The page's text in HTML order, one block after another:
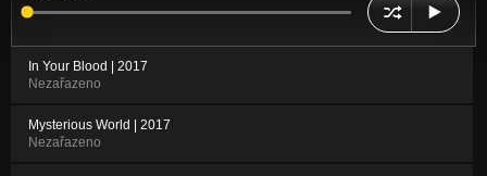
In Your Blood | 2017
Nezařazeno
Mysterious World | 2017
Nezařazeno